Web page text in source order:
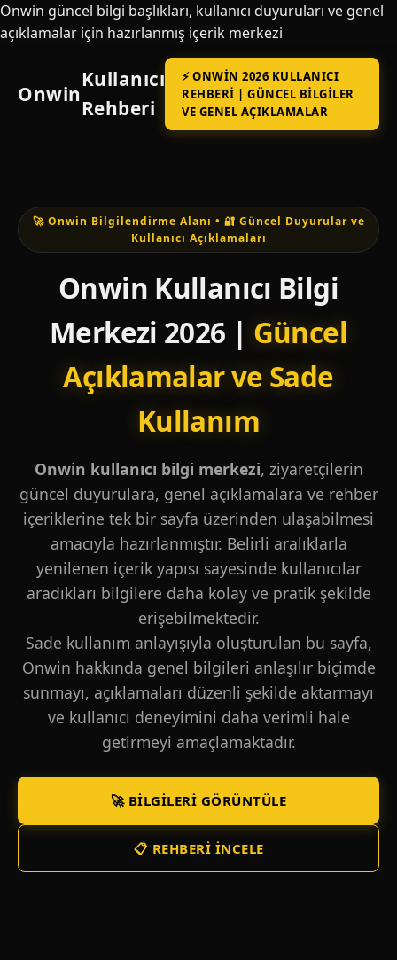
Onwin güncel bilgi başlıkları, kullanıcı duyuruları ve genel
açıklamalar için hazırlanmış içerik merkezi
Onwin
Kullanıcı
Rehberi
⚡ ONWIN 2026 KULLANICI
REHBERI | GÜNCEL BILGILER
VE GENEL AÇIKLAMALAR
🚀 Onwin Bilgilendirme Alanı • 🔐 Güncel Duyurular ve
Kullanıcı Açıklamaları
Onwin Kullanıcı Bilgi
Merkezi 2026 | Güncel
Açıklamalar ve Sade
Kullanım
Onwin kullanıcı bilgi merkezi, ziyaretçilerin
güncel duyurulara, genel açıklamalara ve rehber
içeriklerine tek bir sayfa üzerinden ulaşabilmesi
amacıyla hazırlanmıştır. Belirli aralıklarla
yenilenen içerik yapısı sayesinde kullanıcılar
aradıkları bilgilere daha kolay ve pratik şekilde
erişebilmektedir.
Sade kullanım anlayışıyla oluşturulan bu sayfa,
Onwin hakkında genel bilgileri anlaşılır biçimde
sunmayı, açıklamaları düzenli şekilde aktarmayı
ve kullanıcı deneyimini daha verimli hale
getirmeyi amaçlamaktadır.
🚀 BILGILERI GÖRÜNTÜLE
📋 REHBERI İNCELE